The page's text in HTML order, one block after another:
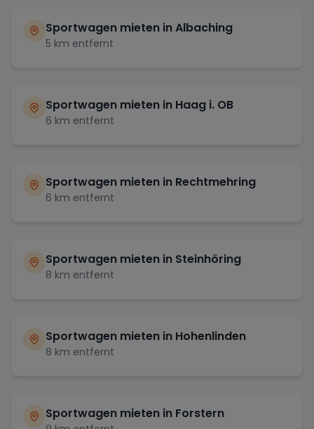
Sportwagen mieten inAlbaching
5 km entfernt
Sportwagen mieten in Haag i. OB
6 km entfernt
Sportwagen mieten in Rechtmehring
6 km entfernt
Sportwagen mieten in Steinhöring
8 km entfernt
Sportwagen mieten in Hohenlinden
8 km entfernt
Sportwagen mieten in Forstern